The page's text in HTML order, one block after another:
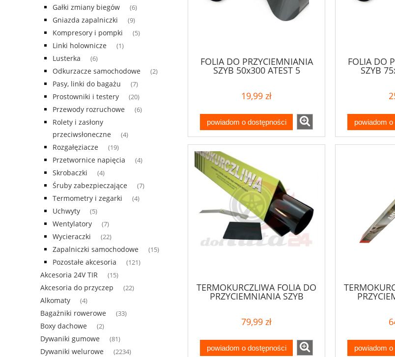
Gałki zmiany biegów (6)
Gniazda zapalniczki (9)
Kompresory i pompki (5)
Linki holownicze (1)
Lusterka (6)
Odkurzacze samochodowe (2)
Pasy, linki do bagażu (7)
Prostowniki i testery (20)
Przewody rozruchowe (6)
Rolety i zasłony
przeciwsłoneczne
(4)
Rozgałęziacze (19)
Przetwornice napięcia (4)
Skrobaczki (4)
Śruby zabezpieczające (7)
Termometry i zegarki (4)
Uchwyty (5)
Wentylatory (7)
Wycieraczki (22)
Zapalniczki samochodowe (15)
Pozostałe akcesoria (121)
Akcesoria 24V TIR (15)
Akcesoria do przyczep (22)
Alkomaty (4)
Bagażniki rowerowe (33)
Boxy dachowe (2)
Dywaniki gumowe (81)
Dywaniki welurowe (2234)
FOLIA DO PRZYCIEMNIANIA
SZYB 50x300 ATEST 5
19,99 zł
powiadom o dostępności
FOLIA DO
SZYB
powiadom
TERMOKURCZLIWA FOLIA DO
PRZYCIEMNIANIA SZYB
79,99 zł
powiadom o dostępności powiadom